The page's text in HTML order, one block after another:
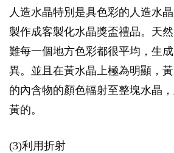
人造水晶特別是具色彩的人造水
製作成客製化水晶獎盃禮品。天
難每一個地方色彩都很平均，生
異。並且在黃水晶上極為明顯，
的內含物的顏色輻射至整塊水晶
黃的。
(3)利用折射